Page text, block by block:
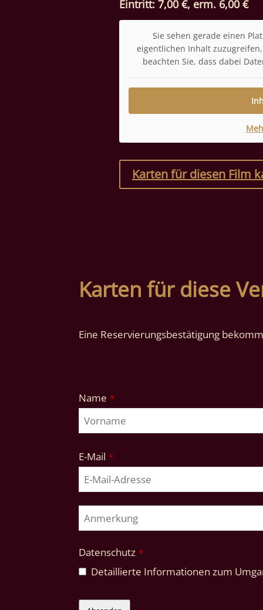
Eintritt: 7,00 €, erm. 6,00 €
Sie sehen gerade einen
eigentlichen Inhalt
beachten Sie, dass dabei
Karten für diesen Film
Karten für diese
Eine Reservierungsbestätigung
Email
Name *
E-Mail *
Datenschutz *
Detaillierte Informationen zum